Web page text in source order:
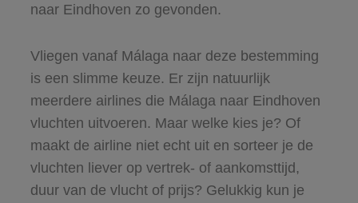
naar Eindhoven zo gevonden.
Vliegen vanaf Málaga naar deze bestemming
is een slimme keuze. Er zijn natuurlijk
meerdere airlines die Málaga naar Eindhoven
vluchten uitvoeren. Maar welke kies je? Of
maakt de airline niet echt uit en sorteer je de
vluchten liever op vertrek- of aankomsttijd,
duur van de vlucht of prijs? Gelukkig kun je